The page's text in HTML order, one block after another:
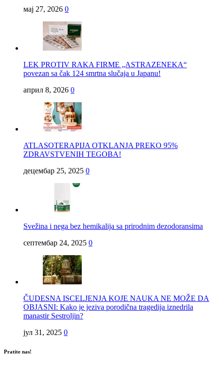
мај 27, 2026 0
LEK PROTIV RAKA FIRME „ASTRAZENEKA“
povezan sa čak 124 smrtna slučaja u Japanu!
април 8, 2026 0
ATLASOTERAPIJA OTKLANJA PREKO 95%
ZDRAVSTVENIH TEGOBA!
децембар 25, 2025 0
Svežina i nega bez hemikalija sa prirodnim dezodoransima
септембар 24, 2025 0
ČUDESNA ISCELJENJA KOJE NAUKA NE MOŽE DA
OBJASNI: Kako je jeziva porodična tragedija iznedrila
manastir Sestroljin?
јул 31, 2025 0
Pratite nas!